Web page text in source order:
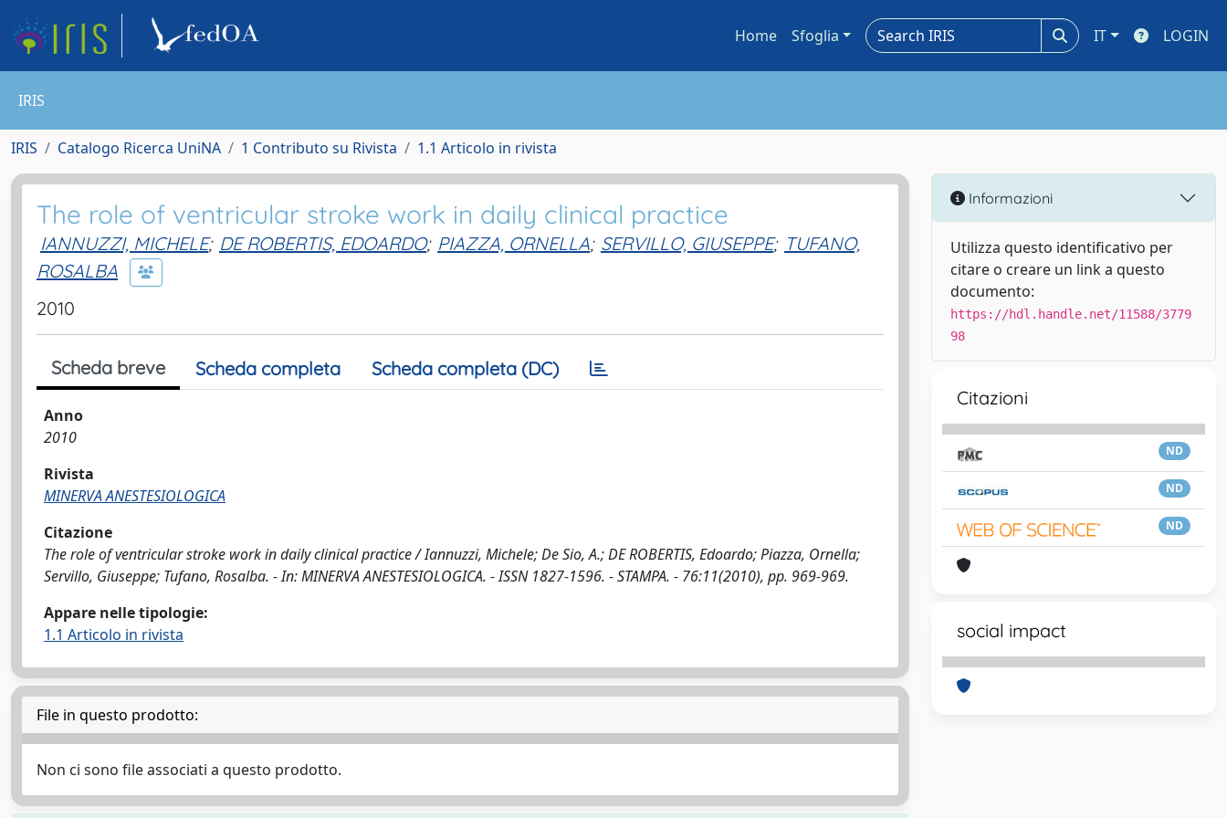
Home Sfoglia IT LOGIN
IRIS
IRIS Catalogo Ricerca UniNA 1 Contributo su Rivista 1.1 Articolo in rivista
The role of ventricular stroke work in daily clinical practice
IANNUZZI, MICHELE; DE ROBERTIS, EDOARDO; PIAZZA, ORNELLA; SERVILLO, GIUSEPPE; TUFANO,
ROSALBA
2010
Scheda breve Scheda completa Scheda completa (DC)
Anno
2010
Rivista
MINERVA ANESTESIOLOGICA
Citazione
The role of ventricular stroke work in daily clinical practice / Iannuzzi, Michele; De Sio, A.; DE ROBERTIS, Edoardo; Piazza, Ornella;
Servillo, Giuseppe; Tufano, Rosalba. - In: MINERVA ANESTESIOLOGICA. - ISSN 1827-1596. - STAMPA. - 76:11(2010), pp. 969-969.
Appare nelle tipologie:
1.1 Articolo in rivista
File in questo prodotto:
Non ci sono file associati a questo prodotto.
Informazioni
Utilizza questo identificativo per
citare o creare un link a questo
documento:
https://hdl.handle.net/11588/3779
98
Citazioni
ND
ND
ND
social impact